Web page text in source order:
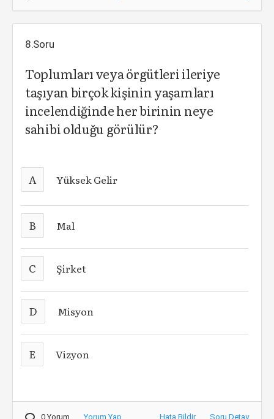
8.Soru
Toplumları veya örgütleri ileriye
taşıyan birçok kişinin yaşamları
incelendiğinde her birinin neye
sahibi olduğu görülür?
A Yüksek Gelir
B Mal
C Şirket
D Misyon
E Vizyon
0 Yorum Yorum Yap Hata Bildir Soru Detay